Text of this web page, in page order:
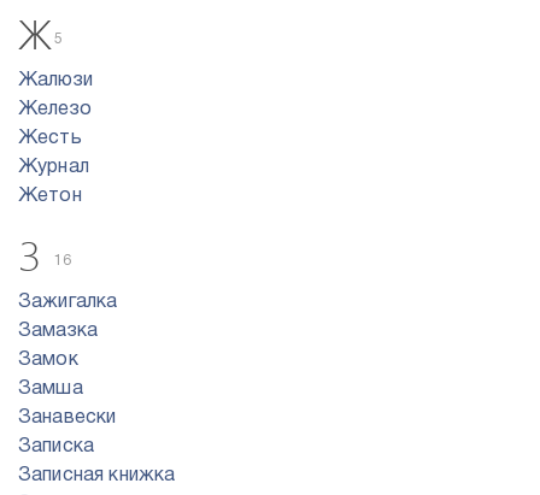
Ж5
Жалюзи
Железо
Жесть
Журнал
Жетон
З 16
Зажигалка
Замазка
Замок
Замша
Занавески
Записка
Записная книжка